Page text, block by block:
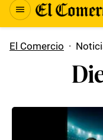
El Comercio ·